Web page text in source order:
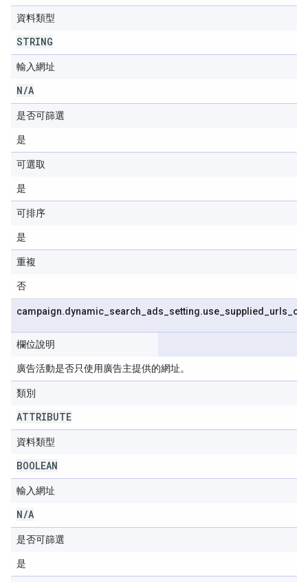
資料類型
STRING
輸入網址
N/A
是否可篩選
是
可選取
是
可排序
是
重複
否
campaign.dynamic search ads setting.use supplied urls
欄位說明
廣告活動是否只使用廣告主提供的網址。
類別
ATTRIBUTE
資料類型
BOOLEAN
輸入網址
N/A
是否可篩選
是